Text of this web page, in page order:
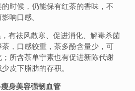
时候，仍能保有红茶的香味，不
响口感。
祛风散寒、促进消化、解毒杀菌
，口感较重，茶多酚含量少，可
所含茶单宁素也有促进新陈代谢
皮下脂肪的存积。
美容强韧血管